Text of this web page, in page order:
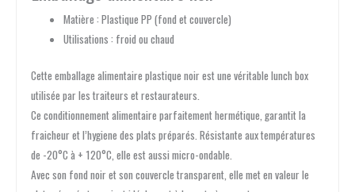
Matière : Plastique PP (fond et couvercle)
Utilisations : froid ou chaud
Cette emballage alimentaire plastique noir est une véritable lunch box
utilisée par les traiteurs et restaurateurs.
Ce conditionnement alimentaire parfaitement hermétique, garantit la
fraicheur et l’hygiene des plats préparés. Résistante aux températures
de -20°C à + 120°C, elle est aussi micro-ondable.
Avec son fond noir et son couvercle transparent, elle met en valeur le